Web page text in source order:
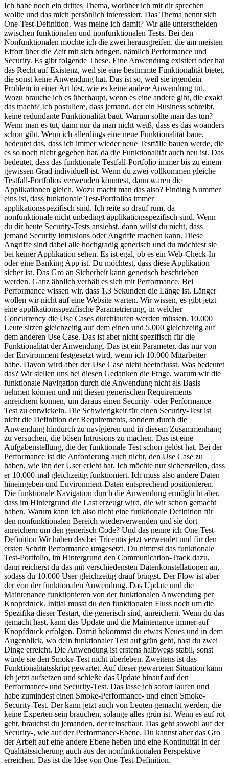
Ich habe noch ein drittes Thema, worüber ich mit dir sprechen
wollte und das mich persönlich interessiert. Das Thema nennt sich
One-Test-Definition. Was meine ich damit? Wir alle unterscheiden
zwischen funktionalen und nonfunktionalen Tests. Bei den
Nonfunktionalen möchte ich die zwei herausgreifen, die am meisten
Effort über die Zeit mit sich bringen, nämlich Performance und
Security. Es gibt folgende These. Eine Anwendung existiert oder hat
das Recht auf Existenz, weil sie eine bestimmte Funktionalität bietet,
die sonst keine Anwendung hat. Das ist so, weil sie irgendein
Problem in einer Art löst, wie es keine andere Anwendung tut.
Wozu brauche ich es überhaupt, wenn es eine andere gibt, die exakt
das macht? Ich postuliere, dass jemand, der ein Business schreibt,
keine redundante Funktionalität baut. Warum sollte man das tun?
Wenn man es tut, dann nur da man nicht weiß, dass es das woanders
schon gibt. Wenn ich allerdings eine neue Funktionalität baue,
bedeutet das, dass ich immer wieder neue Testfälle bauen werde, die
es so noch nicht gegeben hat, da die Funktionalität auch neu ist. Das
bedeutet, dass das funktionale Testfall-Portfolio immer bis zu einem
gewissen Grad individuell ist. Wenn du zwei vollkommen gleiche
Testfall-Portfolios verwenden könntest, dann waren die
Applikationen gleich. Wozu macht man das also? Finding Nummer
eins ist, dass funktionale Test-Portfolios immer
applikationsspezifisch sind. Ich reite so drauf rum, da
nonfunktionale nicht unbedingt applikationsspezifisch sind. Wenn
du dir heute Security-Tests ansiehst, dann willst du nicht, dass
jemand Security Intrusions oder Angriffe machen kann. Diese
Angriffe sind dabei alle hochgradig generisch und du möchtest sie
bei keiner Applikation sehen. Es ist egal, ob es ein Web-Check-In
oder eine Banking App ist. Du möchtest, dass diese Applikation
sicher ist. Das Gro an Sicherheit kann generisch beschrieben
werden. Ganz ähnlich verhält es sich mit Performance. Bei
Performance wissen wir, dass 1,3 Sekunden die Länge ist. Länger
wollen wir nicht auf eine Website warten. Wir wissen, es gibt jetzt
eine applikationsspezifische Parametrierung, in welcher
Concurrency die Use Cases durchlaufen werden müssen. 10.000
Leute sitzen gleichzeitig auf dem einen und 5.000 gleichzeitig auf
dem anderen Use Case. Das ist aber nicht spezifisch für die
Funktionalität der Anwendung. Das ist ein Parameter, das nur von
der Environment festgesetzt wird, wenn ich 10.000 Mitarbeiter
habe. Davon wird aber der Use Case nicht beeinflusst. Was bedeutet
das? Wir stellen uns bei diesen Gedanken die Frage, warum wir die
funktionale Navigation durch die Anwendung nicht als Basis
nehmen können und mit diesen generischen Requirements
anreichern können, um daraus einen Security- oder Performance-
Test zu entwickeln. Die Schwierigkeit für einen Security-Test ist
nicht die Definition der Requirements, sondern durch die
Anwendung hindurch zu navigieren und in diesem Zusammenhang
zu versuchen, die bösen Intrusions zu machen. Das ist eine
Aufgabenstellung, die der funktionale Test schon gelöst hat. Bei der
Performance ist die Anforderung auch nicht, den Use Case zu
haben, wie ihn der User erlebt hat. Ich möchte nur sicherstellen, dass
er 10.000-mal gleichzeitig funktioniert. Ich muss also andere Daten
hineingeben und Environment-Daten entsprechend positionieren.
Die funktionale Navigation durch die Anwendung ermöglicht aber,
dass im Hintergrund die Last erzeugt wird, die wir schon gemacht
haben. Warum kann ich also nicht eine funktionale Definition für
den nonfunktionalen Bereich wiederverwenden und sie dort
anreichern um den generisch Code? Und das nenne ich One-Test-
Definition Wir haben das bei Tricentis jetzt verwendet und für den
ersten Schritt Performance umgesetzt. Du nimmst das funktionale
Test-Portfolio, im Hintergrund den Communication-Track dazu,
dann reicherst du das mit verschiedensten Datenkonstellationen an,
sodass du 10.000 User gleichzeitig drauf bringst. Der Flow ist aber
der von der funktionalen Anwendung. Das Update und die
Maintenance funktionieren von der funktionalen Anwendung per
Knopfdruck. Initial musst du den funktionalen Fluss noch um die
Spezifika dieser Testart, die generisch sind, anreichern. Wenn du das
gemacht hast, kann das Update und die Maintenance immer auf
Knopfdruck erfolgen. Damit bekommst du etwas Neues und in dem
Augenblick, wo dein funktionaler Test auf grün geht, hast du zwei
Dinge erreicht. Die Anwendung ist erstens halbwegs stabil, sonst
würde sie den Smoke-Test nicht überleben. Zweitens ist das
Funktionalitätsskript gewartet. Auf dieser gewarteten Situation kann
ich jetzt aufsetzen und schieße das Update hinauf auf den
Performance- und Security-Test. Das lasse ich sofort laufen und
habe zumindest einen Smoke-Performance- und einen Smoke-
Security-Test. Der kann jetzt auch von Leuten gemacht werden, die
keine Experten sein brauchen, solange alles grün ist. Wenn es auf rot
geht, brauchst du jemanden, der reinschaut. Das geht sowohl auf der
Security-, wie auf der Performance-Ebene. Du kannst aber das Gro
der Arbeit auf eine andere Ebene heben und eine Kontinuität in der
Qualitätssicherung auch aus der nonfunktionalen Perspektive
erreichen. Das ist die Idee von One-Test-Definition.